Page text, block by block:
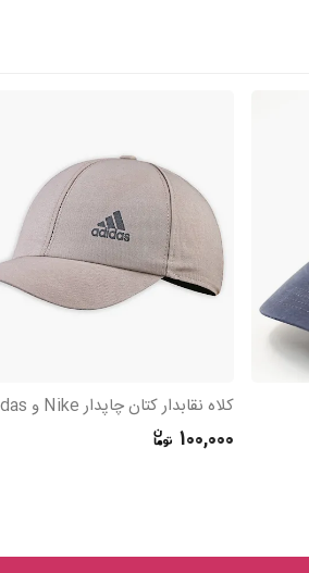
کلاه نقابدار کتان چاپدار Nike و adidas
100,000